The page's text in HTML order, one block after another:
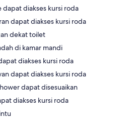
dapat diakses kursi roda
dapat diakses kursi roda
dekat toilet
di kamar mandi
diakses kursi roda
dapat diakses kursi roda
dapat disesuaikan
diakses kursi roda